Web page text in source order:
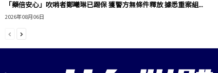
「藥倍安心」吹哨者鄭曦琳已踢保 獲警方無條件釋放 據悉重案組...
2026年08月06日